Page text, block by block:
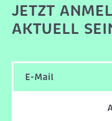
JETZT
AKTUELL